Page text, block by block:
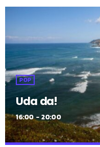
POP
Uda da!
16:00 - 20:00